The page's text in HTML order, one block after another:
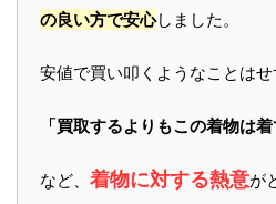
の良い方で安心しました。
安値で買い叩くようなことはせ
「買取するよりもこの着物は着
など、 着物に対する熱意が